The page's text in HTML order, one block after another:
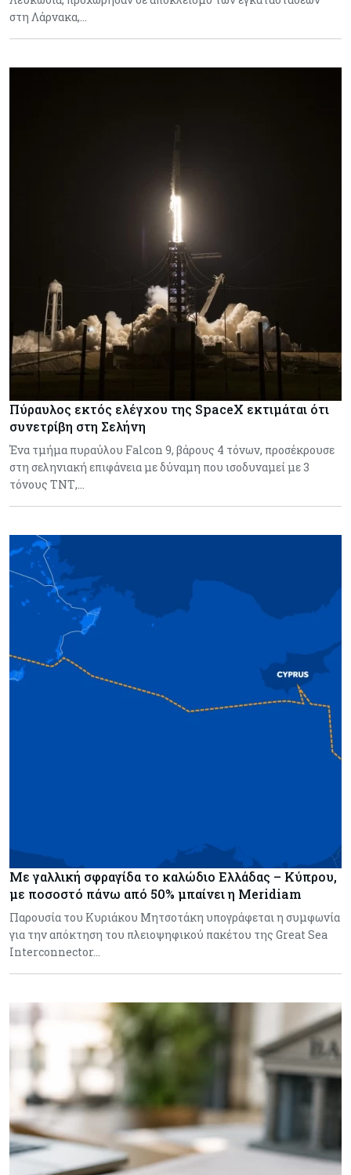
στη Λάρνακα,…
Πύραυλος εκτός ελέγχου της SpaceX εκτιμάται ότι
συνετρίβη στη Σελήνη
Ένα τμήμα πυραύλου Falcon 9, βάρους 4 τόνων, προσέκρουσε
στη σεληνιακή επιφάνεια με δύναμη που ισοδυναμεί με 3
τόνους ΤΝΤ,…
Με γαλλική σφραγίδα το καλώδιο Ελλάδας – Κύπρου,
με ποσοστό πάνω από 50% μπαίνει η Meridiam
Παρουσία του Κυριάκου Μητσοτάκη υπογράφεται η συμφωνία
για την απόκτηση του πλειοψηφικού πακέτου της Great Sea
Interconnector…